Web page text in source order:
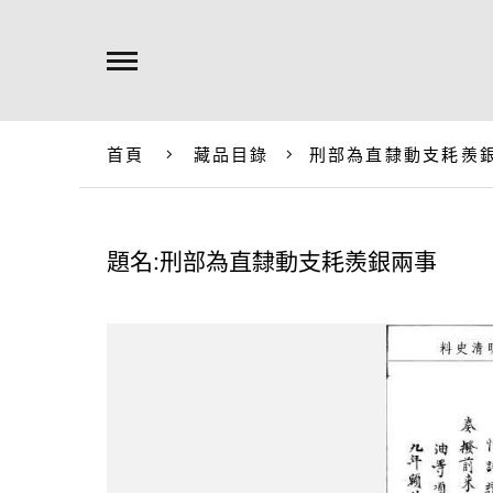
首頁 藏品目錄 刑部為直隸動支耗羨
題名:刑部為直隸動支耗羨銀兩事